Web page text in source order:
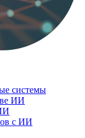
системы
ИИ
с ИИ